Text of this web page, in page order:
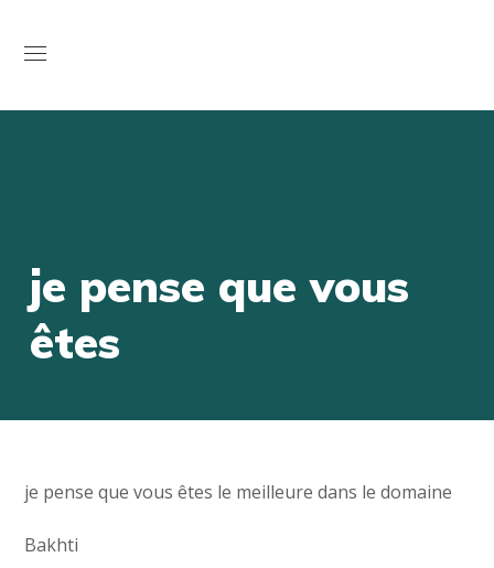
je pense que vous
êtes
je pense que vous êtes le meilleure dans le domaine
Bakhti